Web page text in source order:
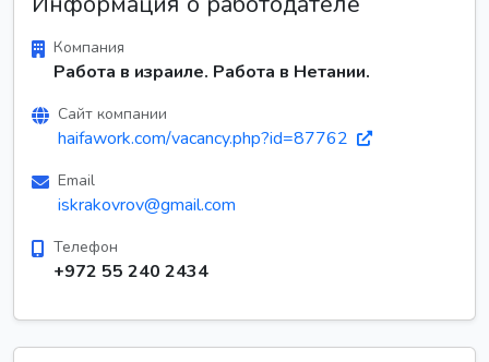
Компания
Работа в израиле. Работа в Нетании.
Сайт компании
haifawork.com/vacancy.php?id=87762
Email
iskrakovrov@gmail.com
Телефон
+972 55 240 2434